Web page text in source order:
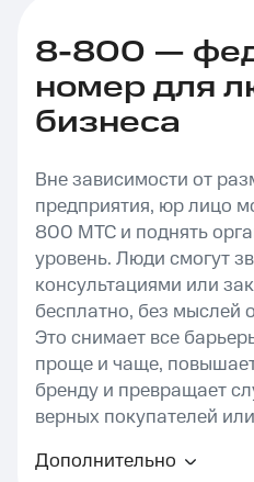
8-800 —
номер для
бизнеса
Вне зависимости от
предприятия, юр лицо
800 МТС и поднять
уровень. Люди смогут
консультациями или
бесплатно, без мыслей
Это снимает все
проще и чаще,
бренду и превращает
верных покупателей
Дополнительно